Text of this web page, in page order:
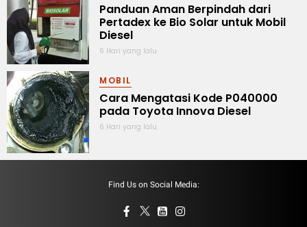
Panduan Aman Berpindah dari
Pertadex ke Bio Solar untuk Mobil
Diesel
6 Hari yang lalu
MOBIL
Cara Mengatasi Kode P040000
pada Toyota Innova Diesel
6 Hari yang lalu
Find Us on Social Media: